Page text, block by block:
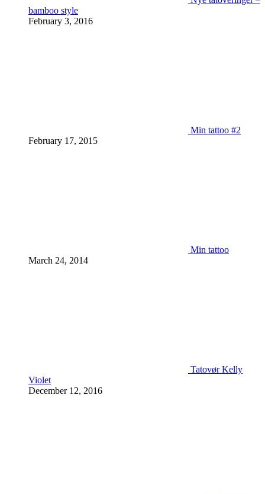
bamboo style
February 3, 2016
Min tattoo #2
February 17, 2015
Min tattoo
March 24, 2014
Tatovør Kelly
Violet
December 12, 2016